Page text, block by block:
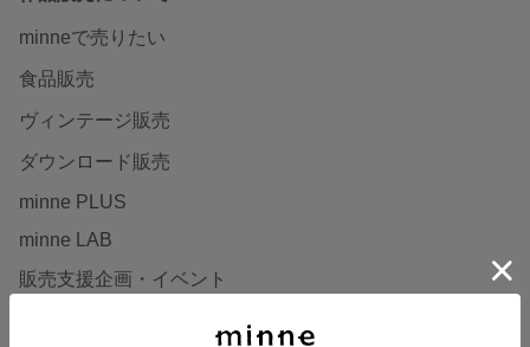
minneで売りたい
食品販売
ヴィンテージ販売
ダウンロード販売
minne PLUS
minne LAB
販売支援企画・イベント